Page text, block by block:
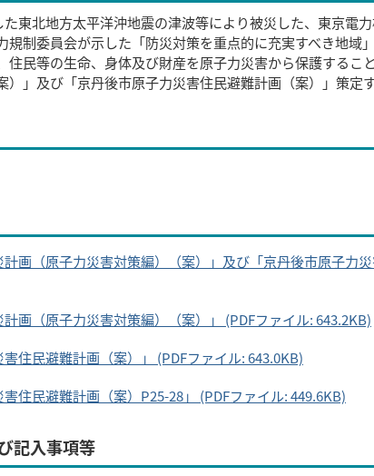
東北地方太平洋沖地震の津波等により被災した、東京電
規制委員会が示した「防災対策を重点的に充実すべき地域
住民等の生命、身体及び財産を原子力災害から保護するこ
）」及び「京丹後市原子力災害住民避難計画（案）」策定す
計画（原子力災害対策編）（案）」及び「京丹後市原子力
計画（原子力災害対策編）（案）」 (PDFファイル: 643.2KB)
害住民避難計画（案）」 (PDFファイル: 643.0KB)
害住民避難計画（案）P25-28」 (PDFファイル: 449.6KB)
記入事項等